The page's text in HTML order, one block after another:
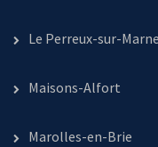
Le Perreux-sur-Marne
Maisons-Alfort
Marolles-en-Brie